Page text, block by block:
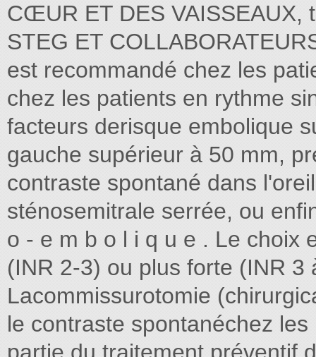
CŒUR ET DES VAISSEAUX,
STEG ET
est recommandé chez les
chez les patients en rythme
facteurs derisque embolique
gauche supérieur à 50 mm,
contraste spontané dans
sténosemitrale serrée, ou
o - e m b o l i q u e . Le choix
(INR 2-3) ou plus forte (INR 3
Lacommissurotomie
le contraste spontanéchez